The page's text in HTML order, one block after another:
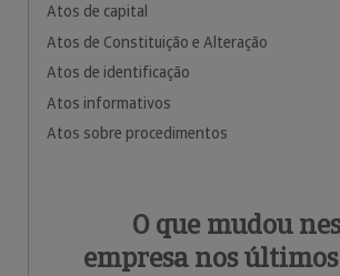
Atos de capital
Atos de Constituição e Alteração
Atos de identificação
Atos informativos
Atos sobre procedimentos
O que mudou
empresa nos